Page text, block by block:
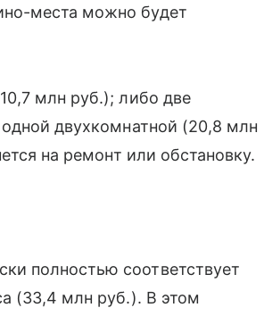
места можно будет
млн руб.); либо две
двухкомнатной (20,8 млн
на ремонт или обстановку.
полностью соответствует
(33,4 млн руб.). В этом